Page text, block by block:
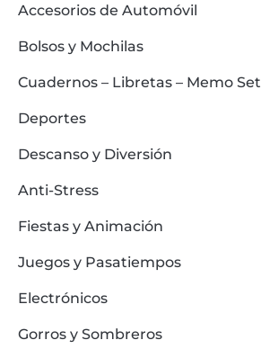
Accesorios de Automóvil
Bolsos y Mochilas
Cuadernos – Libretas – Memo Set
Deportes
Descanso y Diversión
Anti-Stress
Fiestas y Animación
Juegos y Pasatiempos
Electrónicos
Gorros y Sombreros